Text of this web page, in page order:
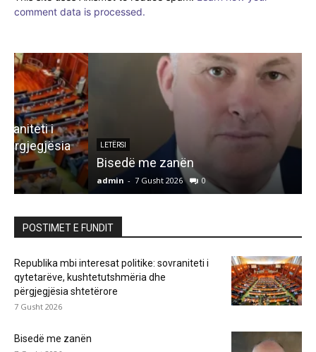
comment data is processed.
LETËRSI
Bisedë me zanën
admin 7 Gusht 2026 0
POSTIMET E FUNDIT
Republika mbi interesat politike: sovraniteti i
qytetarëve, kushtetutshmëria dhe
përgjegjësia shtetërore
7 Gusht 2026
Bisedë me zanën